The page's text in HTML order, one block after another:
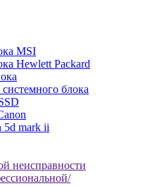
MSI
Hewlett Packard
блока
5d mark ii
неисправности